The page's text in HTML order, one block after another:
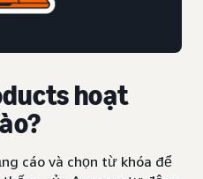
hoạt
cáo và chọn từ khóa để